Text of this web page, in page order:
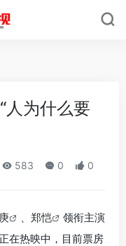
人为什么要
583 0 0
、 郑恺
领衔主演
在热映中，目前票房